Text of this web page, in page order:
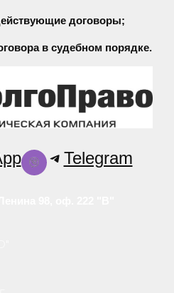
договоры;
в судебном порядке.
Telegram